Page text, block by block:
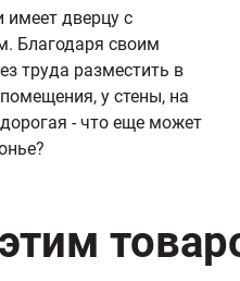
имеет дверцу с
Благодаря своим
труда разместить в
у стены, на
- что еще может